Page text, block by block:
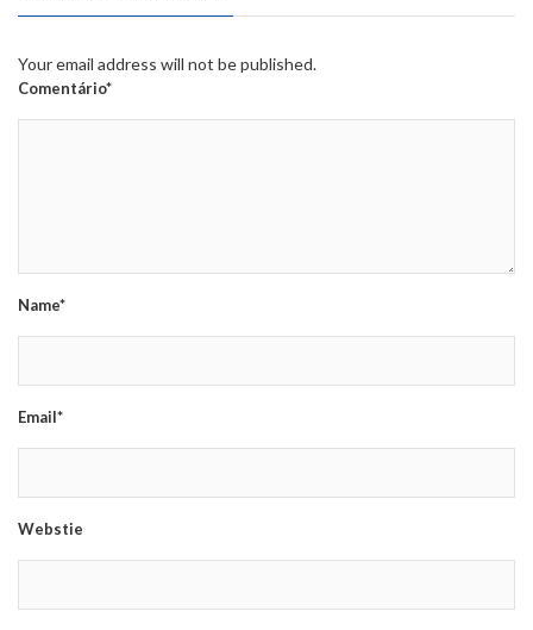
Your email address will not be published.
Comentário*
Name*
Email*
Webstie